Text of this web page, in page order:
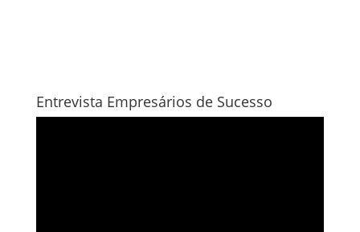
Entrevista Empresários de Sucesso